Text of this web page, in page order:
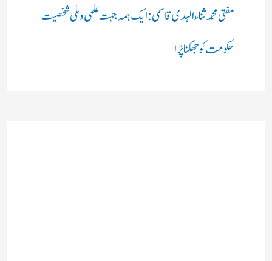
مفتی محمد ثناء الہدیٰ قاسمی: ایک ہمہ جہت علمی و ملی شخصیت
حکومت کو جھکنا پڑا